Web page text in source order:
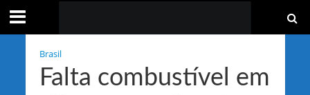
Brasil
Falta combustível em